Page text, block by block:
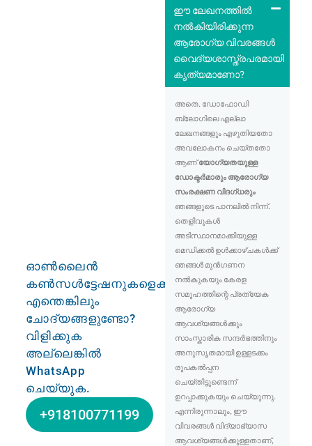
ഓൺലൈൻ
കൺസൾട്ടേഷനുകളെക്കുറിച്ച്
എന്തെങ്കിലും
ചോദ്യങ്ങളുണ്ടോ?
വിളിക്കുക
അല്ലെങ്കിൽ
WhatsApp
ചെയ്യുക.
+918100771199
ഈ ലേഖനത്തിൽ
നൽകിയിരിക്കുന്ന
ആരോഗ്യ വിവരങ്ങൾ
വൈദ്യശാസ്ത്രപരമായി
കൃത്യമാണോ?
അതെ. ഡോഫോഡി
ബ്ലോഗിലെ എല്ലാ
ലേഖനങ്ങളും എഴുതിയതോ
അവലോകനം ചെയ്തതോ
ആണ്യോഗ്യതയുള്ള
ഡോക്ടർമാരും ആരോഗ്യ
സംരക്ഷണ വിദഗ്ധരും
ഞങ്ങളുടെ പാനലിൽ നിന്ന്.
തെളിവുകൾ
അടിസ്ഥാനമാക്കിയുള്ള
മെഡിക്കൽ ഉൾക്കാഴ്ചകൾക്ക്
ഞങ്ങൾ മുൻഗണന
നൽകുകയും കേരള
സമൂഹത്തിന്റെ പ്രത്യേക
ആരോഗ്യ
ആവശ്യങ്ങൾക്കും
സാംസ്കാരിക സന്ദർഭത്തിനും
അനുസൃതമായി ഉള്ളടക്കം
രൂപകൽപ്പന
ചെയ്തിട്ടുണ്ടെന്ന്
ഉറപ്പാക്കുകയും ചെയ്യുന്നു.
എന്നിരുന്നാലും, ഈ
വിവരങ്ങൾ വിദ്യാഭ്യാസ
ആവശ്യങ്ങൾക്കുള്ളതാണ്,